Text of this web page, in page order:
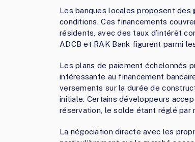
Les banques locales proposent des
conditions. Ces financements
résidents, avec des taux d’intérêt
ADCB et RAK Bank figurent parmi
Les plans de paiement échelonnés
intéressante au financement
versements sur la durée de
initiale. Certains développeurs
réservation, le solde étant réglé par
La négociation directe avec les